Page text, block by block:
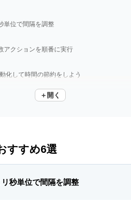
単位で間隔を調整
アクションを順番に実行
化して時間の節約をしよう
あなたの代わりにクリックします
＋開く
すすめ6選
秒単位で間隔を調整